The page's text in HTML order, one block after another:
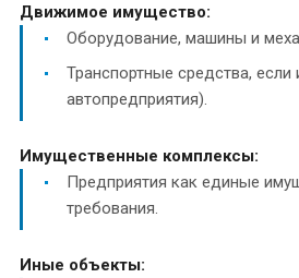
Движимое имущество:
Оборудование, машины и
Транспортные средства,
автопредприятия).
Имущественные комплексы:
Предприятия как единые
требования.
Иные объекты: